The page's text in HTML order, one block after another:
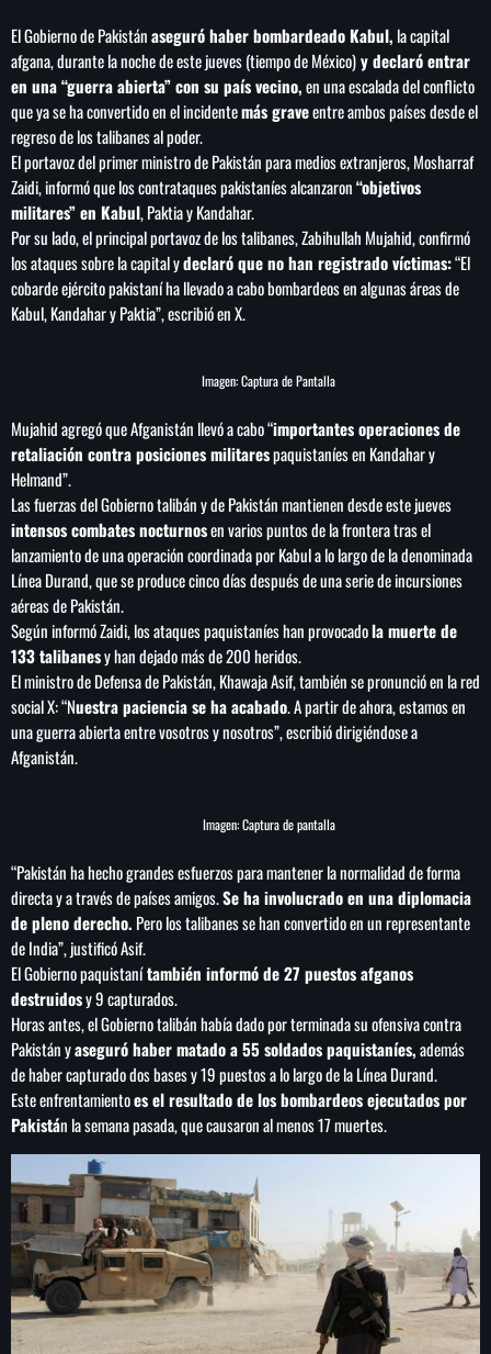
play_arrow LA CAMPESINA 104.5 FM
play_arrow LA CAMPESINA GEORGIA
INICIO
NOTAS
PROGRAMACIÓN
PUBLICIDAD
HISTORIA
SEARCH
SEARCH
NOTAS
Milei celebra ‘visita histórica’ del papa León
XIV en noviembre
Federación Venezolana reafirma su apoyo a
Infantino en medio de polémica comercial
de FIFA
El Gobierno de Pakistánaseguró haber bombardeado Kabul, la capital
afgana, durante la noche de este jueves (tiempo de México)y declaró entrar
en una “guerra abierta” con su país vecino,en una escalada del conflicto
que ya se ha convertido en el incidentemás graveentre ambos países desde el
regreso de los talibanes al poder.
El portavoz del primer ministro de Pakistán para medios extranjeros, Mosharraf
Zaidi, informó que los contrataques pakistaníes alcanzaron“objetivos
militares” en Kabul, Paktia y Kandahar.
Por su lado, el principal portavoz de los talibanes, Zabihullah Mujahid, confirmó
los ataques sobre la capital ydeclaró que no han registrado víctimas:“El
cobarde ejército pakistaní ha llevado a cabo bombardeos en algunas áreas de
Kabul, Kandahar y Paktia”, escribió en X.
Imagen: Captura de Pantalla
Mujahid agregó que Afganistán llevó a cabo “importantes operaciones de
retaliación contra posiciones militarespaquistaníes en Kandahar y
Helmand”.
Las fuerzas del Gobierno talibán y de Pakistán mantienen desde este jueves
intensos combates nocturnosen varios puntos de la frontera tras el
lanzamiento de una operación coordinada por Kabul a lo largo de la denominada
Línea Durand, que se produce cinco días después de una serie de incursiones
aéreas de Pakistán.
Según informó Zaidi, los ataques paquistaníes han provocadola muerte de
133 talibanesy han dejado más de 200 heridos.
El ministro de Defensa de Pakistán, Khawaja Asif, también se pronunció en la red
social X: “Nuestra paciencia se ha acabado. A partir de ahora, estamos en
una guerra abierta entre vosotros y nosotros”, escribió dirigiéndose a
Afganistán.
Imagen: Captura de pantalla
“Pakistán ha hecho grandes esfuerzos para mantener la normalidad de forma
directa y a través de países amigos.Se ha involucrado en una diplomacia
de pleno derecho. Pero los talibanes se han convertido en un representante
de India”, justificó Asif.
El Gobierno paquistanítambién informó de 27 puestos afganos
destruidosy 9 capturados.
Horas antes, el Gobierno talibán había dado por terminada su ofensiva contra
Pakistán yaseguró haber matado a 55 soldados paquistaníes,además
de haber capturado dos bases y 19 puestos a lo largo de la Línea Durand.
Este enfrentamientoes el resultado de los bombardeos ejecutados por
Pakistán la semana pasada, que causaron al menos 17 muertes.